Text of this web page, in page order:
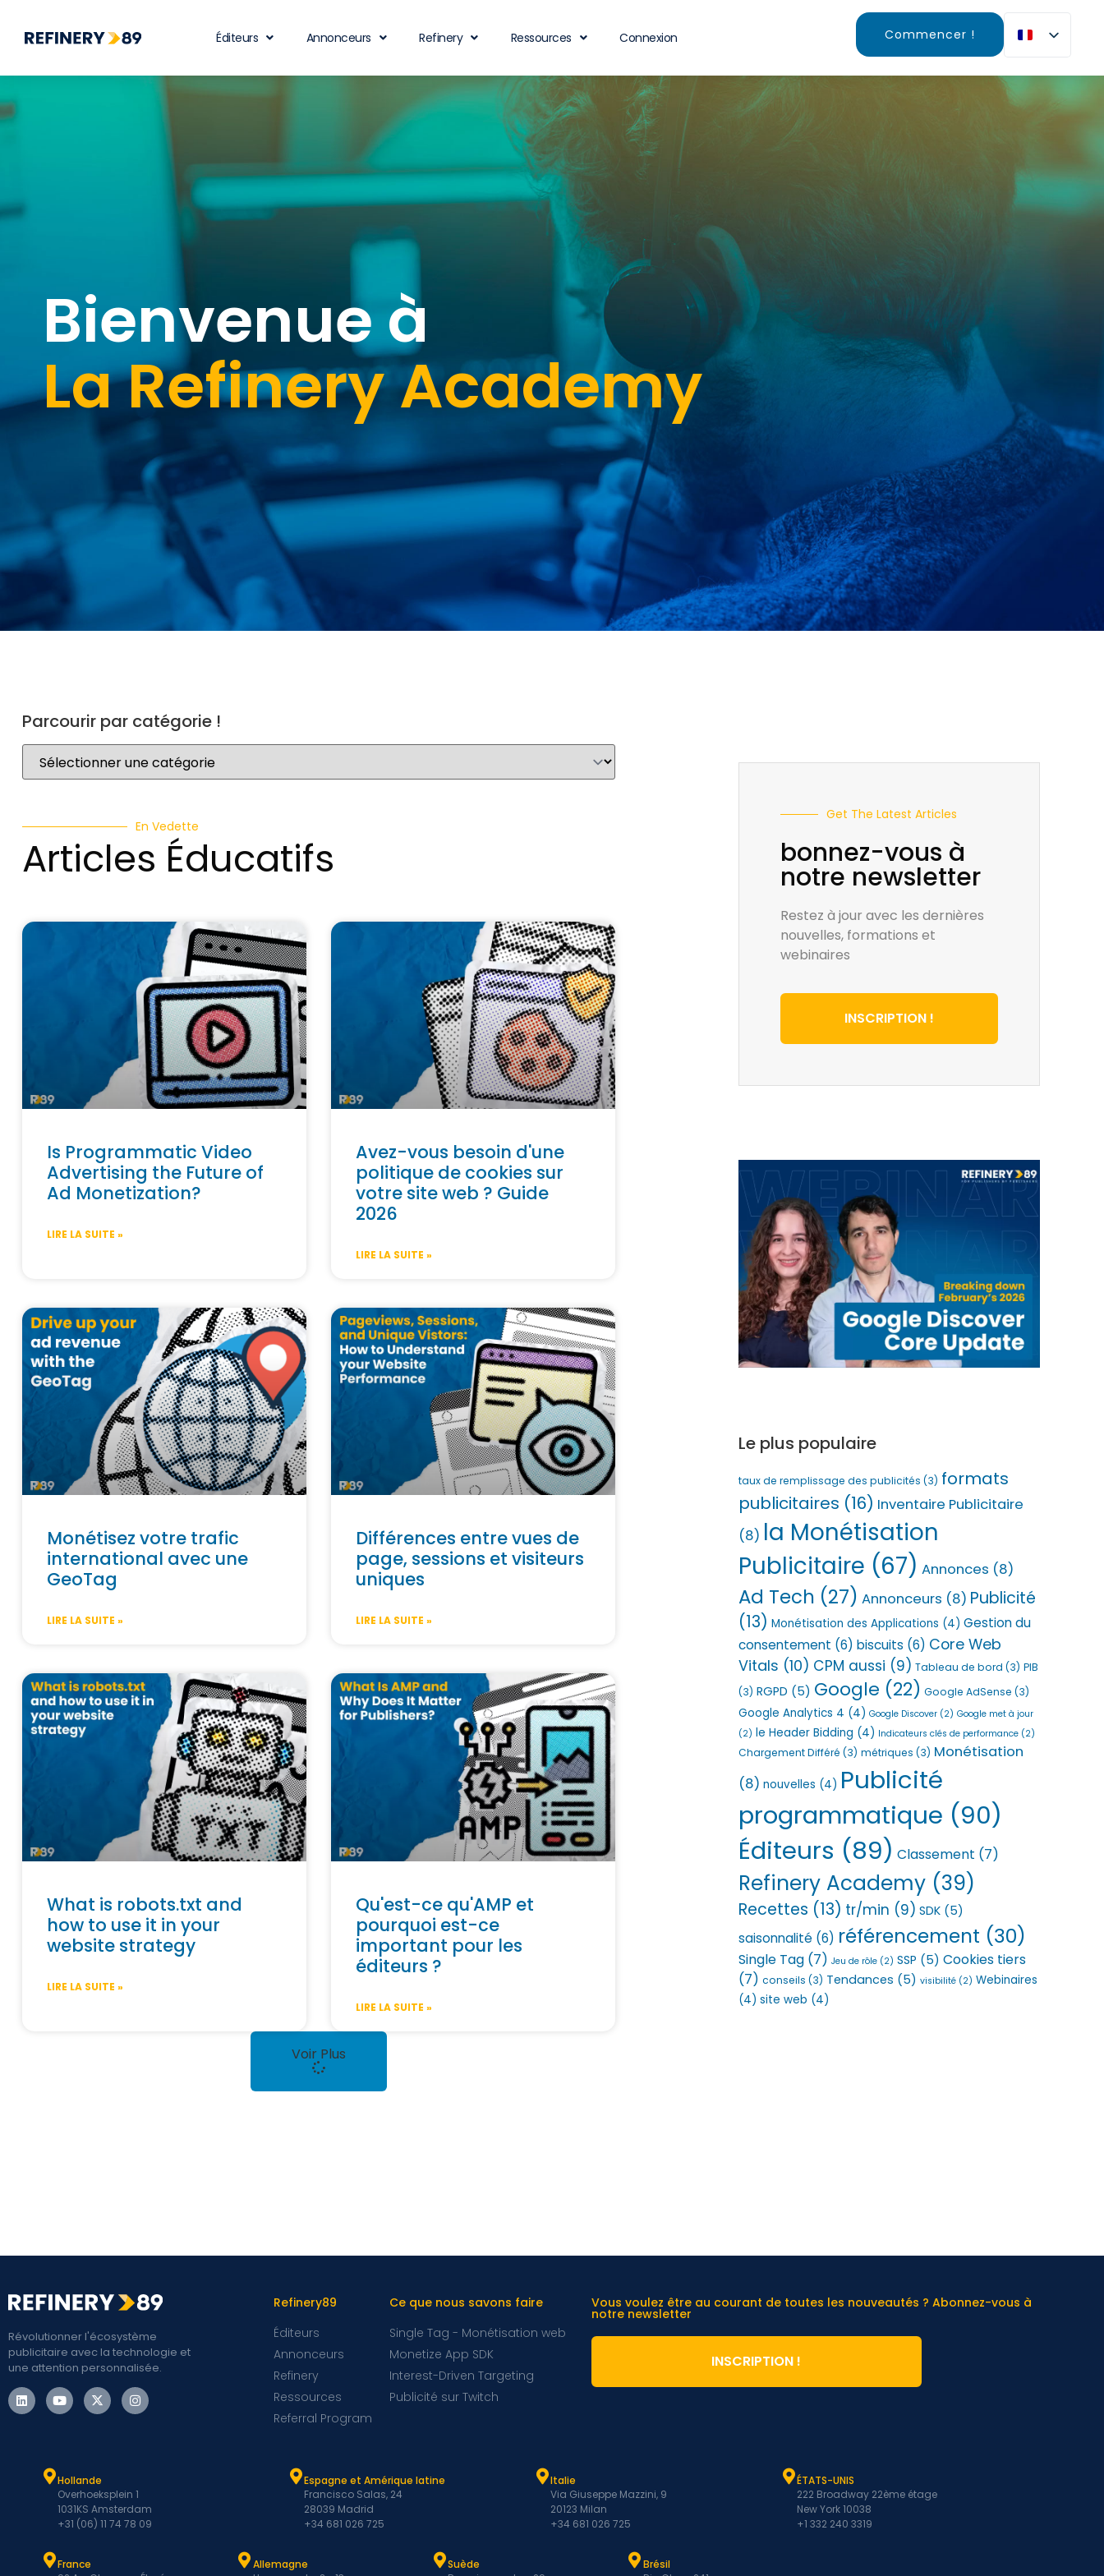
Éditeurs Annonceurs Refinery Ressources Connexion Commencer !
Bienvenue à
La Refinery Academy
Parcourir par catégorie !
En Vedette
Articles Éducatifs
Is Programmatic Video
Advertising the Future of
Ad Monetization?
LIRE LA SUITE »
Avez-vous besoin d'une
politique de cookies sur
votre site web ? Guide
2026
LIRE LA SUITE »
Monétisez votre trafic
international avec une
GeoTag
LIRE LA SUITE »
Différences entre vues de
page, sessions et visiteurs
uniques
LIRE LA SUITE »
What is robots.txt and
how to use it in your
website strategy
LIRE LA SUITE »
Qu'est-ce qu'AMP et
pourquoi est-ce
important pour les
éditeurs ?
LIRE LA SUITE »
Voir Plus
Get The Latest Articles
bonnez-vous à
notre newsletter
Restez à jour avec les dernières
nouvelles, formations et
webinaires
INSCRIPTION !
Le plus populaire
taux de remplissage des publicités (3) formats
publicitaires (16) Inventaire Publicitaire
(8) la Monétisation
Publicitaire (67) Annonces (8)
Ad Tech (27) Annonceurs (8) Publicité
(13) Monétisation des Applications (4) Gestion du
consentement (6) biscuits (6) Core Web
Vitals (10) CPM aussi (9) Tableau de bord (3) PIB
(3) RGPD (5) Google (22) Google AdSense (3)
Google Analytics 4 (4) Google Discover(2) Google met à jour
(2) le Header Bidding (4) Indicateurs clés de performance(2)
Chargement Différé (3) métriques (3) Monétisation
(8) nouvelles (4) Publicité
programmatique (90)
Éditeurs (89) Classement (7)
Refinery Academy(39)
Recettes (13) tr/min (9) SDK(5)
saisonnalité (6) référencement (30)
Single Tag(7) Jeu de rôle(2) SSP (5) Cookies tiers
(7) conseils (3) Tendances (5) visibilité(2) Webinaires
(4) site web (4)
Révolutionner l'écosystème
publicitaire avec la technologie et
une attention personnalisée.
Refinery89
Éditeurs
Annonceurs
Refinery
Ressources
Referral Program
Ce que nous savons faire
Single Tag - Monétisation web
Monetize App SDK
Interest-Driven Targeting
Publicité sur Twitch
Vous voulez être au courant de toutes les nouveautés ? Abonnez-vous à
notre newsletter
INSCRIPTION !
Hollande
Overhoeksplein 1
1031KS Amsterdam
+31 (06) 11 74 78 09
Espagne et Amérique latine
Francisco Salas, 24
28039 Madrid
+34 681 026 725
Italie
Via Giuseppe Mazzini, 9
20123 Milan
+34 681 026 725
ÉTATS-UNIS
222 Broadway 22ème étage
New York 10038
+1 332 240 3319
France
Allemagne
Suède
Brésil